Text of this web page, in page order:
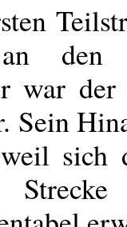
den
war
Sein
sich